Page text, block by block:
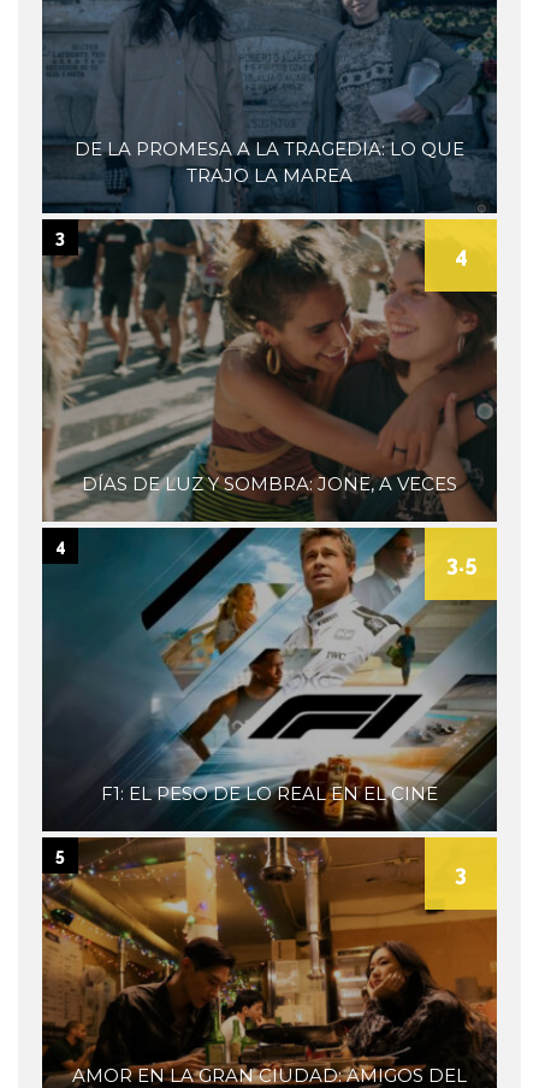
DE LA PROMESA A LA TRAGEDIA: LO QUE
TRAJO LA MAREA
DÍAS DE LUZ Y SOMBRA: JONE, A VECES
4
3
F1: EL PESO DE LO REAL EN EL CINE
3.5
4
AMOR EN LA GRAN CIUDAD: AMIGOS DEL
3
5